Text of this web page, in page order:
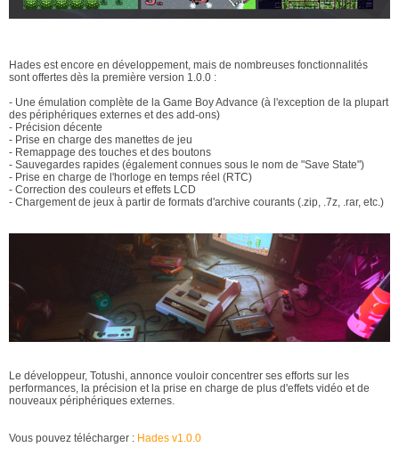
Hades est encore en développement, mais de nombreuses fonctionnalités
sont offertes dès la première version 1.0.0 :
- Une émulation complète de la Game Boy Advance (à l'exception de la plupart
des périphériques externes et des add-ons)
- Précision décente
- Prise en charge des manettes de jeu
- Remappage des touches et des boutons
- Sauvegardes rapides (également connues sous le nom de "Save State")
- Prise en charge de l'horloge en temps réel (RTC)
- Correction des couleurs et effets LCD
- Chargement de jeux à partir de formats d'archive courants (.zip, .7z, .rar, etc.)
Le développeur, Totushi, annonce vouloir concentrer ses efforts sur les
performances, la précision et la prise en charge de plus d'effets vidéo et de
nouveaux périphériques externes.
Vous pouvez télécharger : Hades v1.0.0